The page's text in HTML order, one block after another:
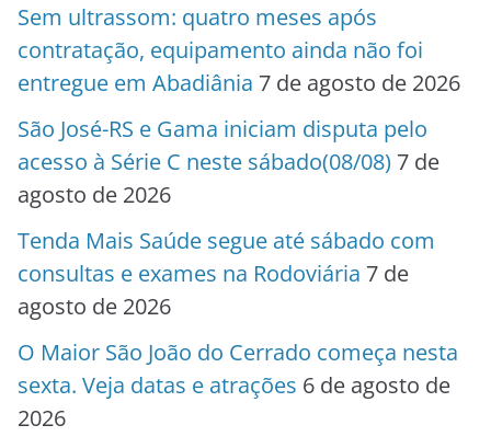
Sem ultrassom: quatro meses após
contratação, equipamento ainda não foi
entregue em Abadiânia 7 de agosto de 2026
São José-RS e Gama iniciam disputa pelo
acesso à Série C neste sábado(08/08) 7 de
agosto de 2026
Tenda Mais Saúde segue até sábado com
consultas e exames na Rodoviária 7 de
agosto de 2026
O Maior São João do Cerrado começa nesta
sexta. Veja datas e atrações 6 de agosto de
2026